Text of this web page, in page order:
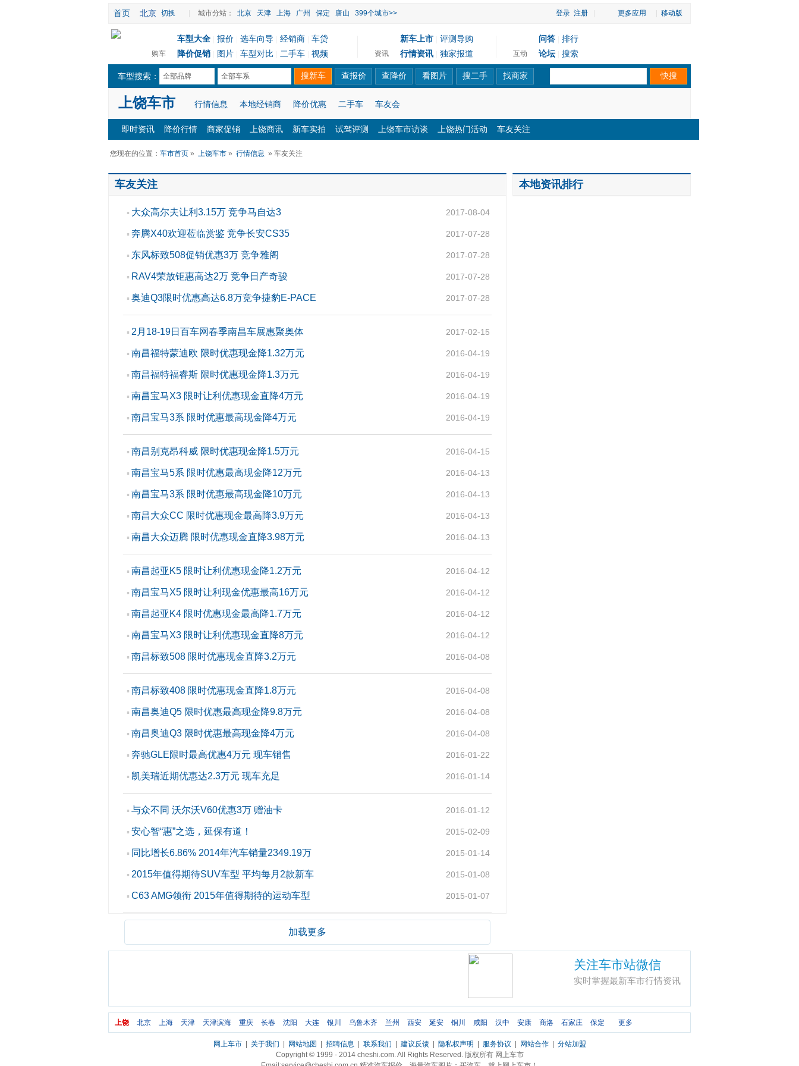
首页 北京 切换 城市分站： 北京 天津 上海 广州 保定 唐山 399个城市>> 移动版
更多应用
登录 注册
购车
车型大全 报价 选车向导 经销商
车贷
降价促销
图片 车型对比 二手车 视频 资讯
新车上市
评测导购
行情资讯
独家报道 互动
问答
排行
论坛
搜索
车型搜索： 全部品牌 全部车系
上饶车市 行情信息 本地经销商 降价优惠 二手车 车友会
即时资讯 降价行情 商家促销 上饶商讯 新车实拍 试驾评测 上饶车市访谈 上饶热门活动 车友关注
您现在的位置： 车市首页 » 上饶车市 » 行情信息 » 车友关注
车友关注
2017-08-04
▪ 大众高尔夫让利3.15万 竞争马自达3
2017-07-28
▪ 奔腾X40欢迎莅临赏鉴 竞争长安CS35
2017-07-28
▪ 东风标致508促销优惠3万 竞争雅阁
2017-07-28
▪ RAV4荣放钜惠高达2万 竞争日产奇骏
2017-07-28
▪ 奥迪Q3限时优惠高达6.8万竞争捷豹E-PACE
2017-02-15
▪ 2月18-19日百车网春季南昌车展惠聚奥体
2016-04-19
▪ 南昌福特蒙迪欧 限时优惠现金降1.32万元
2016-04-19
▪ 南昌福特福睿斯 限时优惠现金降1.3万元
2016-04-19
▪ 南昌宝马X3 限时让利优惠现金直降4万元
2016-04-19
▪ 南昌宝马3系 限时优惠最高现金降4万元
2016-04-15
▪ 南昌别克昂科威 限时优惠现金降1.5万元
2016-04-13
▪ 南昌宝马5系 限时优惠最高现金降12万元
2016-04-13
▪ 南昌宝马3系 限时优惠最高现金降10万元
2016-04-13
▪ 南昌大众CC 限时优惠现金最高降3.9万元
2016-04-13
▪ 南昌大众迈腾 限时优惠现金直降3.98万元
2016-04-12
▪ 南昌起亚K5 限时让利优惠现金降1.2万元
2016-04-12
▪ 南昌宝马X5 限时让利现金优惠最高16万元
2016-04-12
▪ 南昌起亚K4 限时优惠现金最高降1.7万元
2016-04-12
▪ 南昌宝马X3 限时让利优惠现金直降8万元
2016-04-08
▪ 南昌标致508 限时优惠现金直降3.2万元
2016-04-08
▪ 南昌标致408 限时优惠现金直降1.8万元
2016-04-08
▪ 南昌奥迪Q5 限时优惠最高现金降9.8万元
2016-04-08
▪ 南昌奥迪Q3 限时优惠最高现金降4万元
2016-01-22
▪ 奔驰GLE限时最高优惠4万元 现车销售
2016-01-14
▪ 凯美瑞近期优惠达2.3万元 现车充足
2016-01-12
▪ 与众不同 沃尔沃V60优惠3万 赠油卡
2015-02-09
▪ 安心智“惠”之选，延保有道！
2015-01-14
▪ 同比增长6.86% 2014年汽车销量2349.19万
2015-01-08
▪ 2015年值得期待SUV车型 平均每月2款新车
2015-01-07
▪ C63 AMG领衔 2015年值得期待的运动车型
加载更多
本地资讯排行
关注车市站微信
实时掌握最新车市行情资讯
上饶 北京 上海 天津 天津滨海 重庆 长春 沈阳 大连 银川 乌鲁木齐 兰州 西安 延安 铜川 咸阳 汉中 安康 商洛 石家庄 保定 更多
网上车市| 关于我们 网站地图 招聘信息 联系我们 建议反馈| 隐私权声明 服务协议 网站合作| 分站加盟
Copyright © 1999 - 2014 cheshi.com. All Rights Reserved. 版权所有 网上车市